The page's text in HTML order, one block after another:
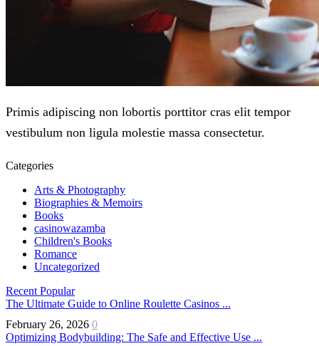
Primis adipiscing non lobortis porttitor cras elit tempor
vestibulum non ligula molestie massa consectetur.
Categories
Arts & Photography
Biographies & Memoirs
Books
casinowazamba
Children's Books
Romance
Uncategorized
Recent Popular
The Ultimate Guide to Online Roulette Casinos ...
February 26, 2026 0
Optimizing Bodybuilding: The Safe and Effective Use ...